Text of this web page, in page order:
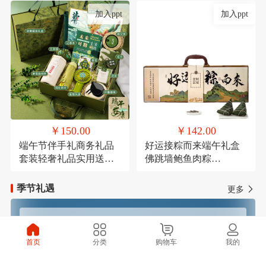
首页 分类 购物车 我的
加入ppt
￥150.00
端午节伴手礼商务礼品
套装轻奢礼品实用送客
品定制logo
加入ppt
￥142.00
好运接粽而来端午礼盒
佛跳墙鲍鱼肉粽
腿肉粽120g*1，鲜肉粽
120g*1，高汤蛋黄鲜肉
粽120g*1，玫瑰豆沙粽
120g*1，芋泥紫薯粽
120g*1，咸鸭蛋
季节礼遇 更多
春季焕新 夏季清凉